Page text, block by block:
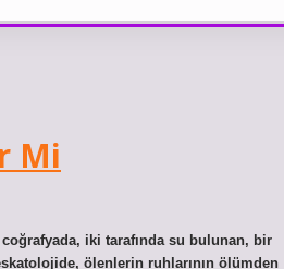
Mi
ölenlerin ruhlarının ölümden